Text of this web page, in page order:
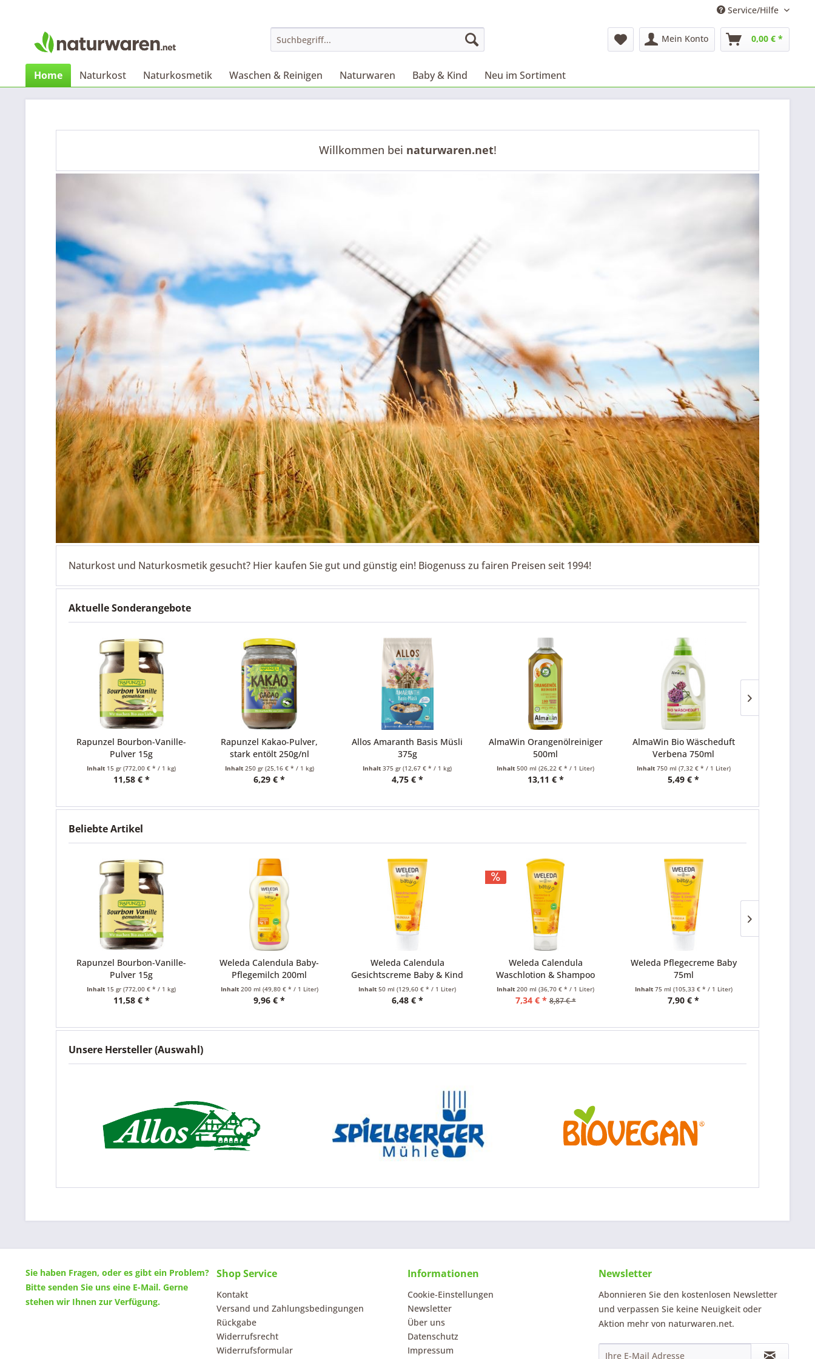
Service/Hilfe
Mein Konto 0,00 € *
Home Naturkost Naturkosmetik Waschen & Reinigen Naturwaren Baby & Kind Neu im Sortiment
Willkommen bei naturwaren.net!
Naturkost und Naturkosmetik gesucht? Hier kaufen Sie gut und günstig ein! Biogenuss zu fairen Preisen seit 1994!
Aktuelle Sonderangebote
Rapunzel Bourbon-Vanille-
Pulver 15g
15 gr(772,00 € * / 1 kg)
11,58 € *
Rapunzel Kakao-Pulver,
stark entölt 250g/nl
250 gr(25,16 € * / 1 kg)
6,29 € *
Allos Amaranth Basis Müsli
375 gr(12,67 € * / 1 kg)
4,75 € *
AlmaWin Orangenölreiniger
500 ml(26,22 € * / 1 Liter)
13,11 € *
AlmaWin Bio Wäscheduft
Verbena 750ml
750 ml(7,32 € * / 1 Liter)
5,49 € *
Beliebte Artikel
Rapunzel Bourbon-Vanille-
Pulver 15g
Inhalt15 gr(772,00 € * / 1 kg)
11,58 € *
Weleda Calendula Baby-
Pflegemilch 200ml
Inhalt200 ml(49,80 € * / 1 Liter)
9,96 € *
Weleda Calendula
Gesichtscreme Baby & Kind
50ml
Inhalt50 ml (129,60 € * / 1 Liter)
6,48 € *
Weleda Calendula
Waschlotion & Shampoo
200ml
Inhalt200 ml (36,70 € * / 1 Liter)
7,34 € * 8,87 € *
Weleda Pflegecreme Baby
75ml
Inhalt75 ml (105,33 € * / 1 Liter)
7,90 € *
Unsere Hersteller (Auswahl)
Sie haben Fragen, oder es gibt ein Problem?
Bitte senden Sie uns eine E-Mail. Gerne
stehen wir Ihnen zur Verfügung.
Shop Service
Kontakt
Versand und Zahlungsbedingungen
Rückgabe
Widerrufsrecht
Widerrufsformular
Informationen
Cookie-Einstellungen
Newsletter
Über uns
Datenschutz
Impressum
Newsletter
Abonnieren Sie den kostenlosen Newsletter
und verpassen Sie keine Neuigkeit oder
Aktion mehr von naturwaren.net.